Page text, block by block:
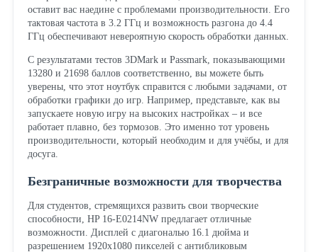
оставит вас наедине с проблемами производительности. Его
тактовая частота в 3.2 ГГц и возможность разгона до 4.4
ГГц обеспечивают невероятную скорость обработки данных.
С результатами тестов 3DMark и Passmark, показывающими
13280 и 21698 баллов соответственно, вы можете быть
уверены, что этот ноутбук справится с любыми задачами, от
обработки графики до игр. Например, представьте, как вы
запускаете новую игру на высоких настройках – и все
работает плавно, без тормозов. Это именно тот уровень
производительности, который необходим и для учёбы, и для
досуга.
Безграничные возможности для творчества
Для студентов, стремящихся развить свои творческие
способности, HP 16-E0214NW предлагает отличные
возможности. Дисплей с диагональю 16.1 дюйма и
разрешением 1920x1080 пикселей с антибликовым